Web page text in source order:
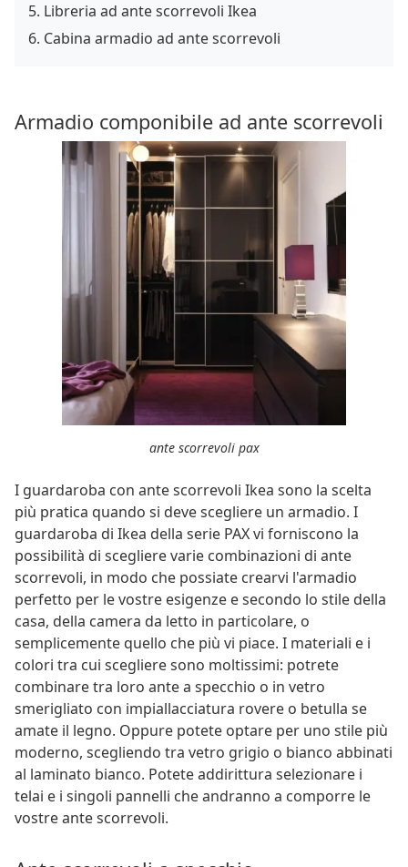
Libreria ad ante scorrevoli Ikea
Cabina armadio ad ante scorrevoli
Armadio componibile ad ante scorrevoli
ante scorrevoli pax
I guardaroba con ante scorrevoli Ikea sono la scelta
più pratica quando si deve scegliere un armadio. I
guardaroba di Ikea della serie PAX vi forniscono la
possibilità di scegliere varie combinazioni di ante
scorrevoli, in modo che possiate crearvi l'armadio
perfetto per le vostre esigenze e secondo lo stile della
casa, della camera da letto in particolare, o
semplicemente quello che più vi piace. I materiali e i
colori tra cui scegliere sono moltissimi: potrete
combinare tra loro ante a specchio o in vetro
smerigliato con impiallacciatura rovere o betulla se
amate il legno. Oppure potete optare per uno stile più
moderno, scegliendo tra vetro grigio o bianco abbinati
al laminato bianco. Potete addirittura selezionare i
telai e i singoli pannelli che andranno a comporre le
vostre ante scorrevoli.